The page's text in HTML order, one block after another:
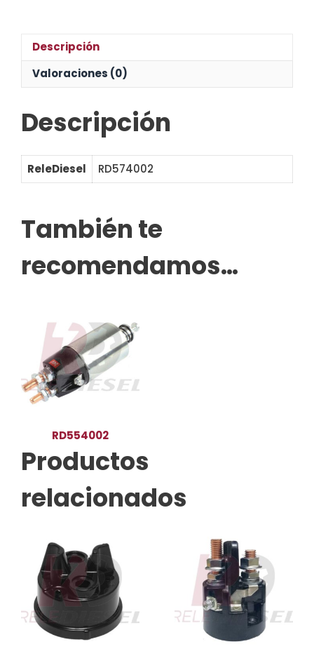
Descripción
Valoraciones (0)
Descripción
ReleDiesel RD574002
También te
recomendamos…
RD554002
Productos
relacionados